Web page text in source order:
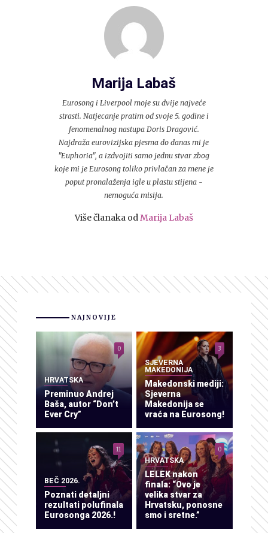
Marija Labaš
Eurosong i Liverpool moje su dvije najveće
strasti. Natjecanje pratim od svoje 5. godine i
fenomenalnog nastupa Doris Dragović.
Najdraža eurovizijska pjesma do danas mi je
"Euphoria", a izdvojiti samo jednu stvar zbog
koje mi je Eurosong toliko privlačan za mene je
poput pronalaženja igle u plastu stijena -
nemoguća misija.
Više članaka od Marija Labaš
NAJNOVIJE
HRVATSKA
Preminuo Andrej
Baša, autor “Don’t
Ever Cry”
0
SJEVERNA
MAKEDONIJA
Makedonski mediji:
Sjeverna
Makedonija se
vraća na Eurosong!
3
BEČ 2026.
Poznati detaljni
rezultati polufinala
Eurosonga 2026.!
11
HRVATSKA
LELEK nakon
finala: “Ovo je
velika stvar za
Hrvatsku, ponosne
smo i sretne.”
0